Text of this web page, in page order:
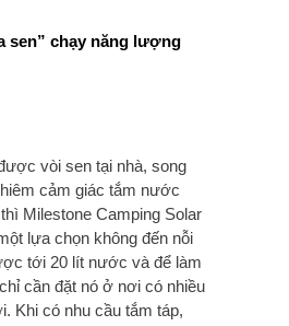
sen” chạy năng lượng
vòi sen tại nhà, song
cảm giác tắm nước
Milestone Camping Solar
lựa chọn không đến nỗi
tới 20 lít nước và để làm
cần đặt nó ở nơi có nhiều
Khi có nhu cầu tắm táp,